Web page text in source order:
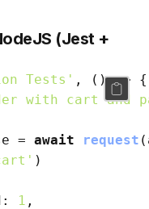
(Jest +
Tests' , () => {
with cart and
= await request
)
: 1 ,